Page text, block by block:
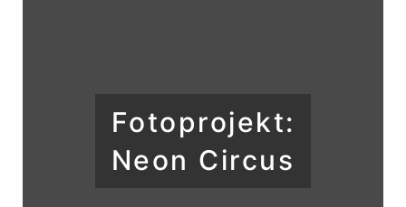
Fotoprojekt:
Neon Circus